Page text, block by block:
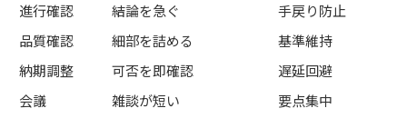
進行確認 結論を急ぐ
手戻り防止
品質確認
細部を詰める
基準維持
納期調整
可否を即確認
遅延回避
会議
雑談が短い 要点集中